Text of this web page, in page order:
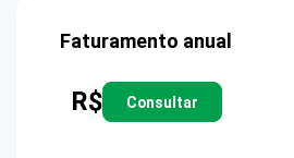
Faturamento anual
R$ Consultar